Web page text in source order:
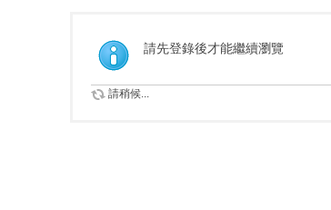
索
請先登錄後才能繼續瀏覽
請稍候...